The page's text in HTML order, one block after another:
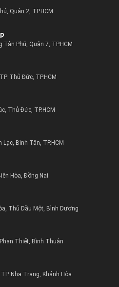
Quận 2, TP.HCM
Phú, Quận 7, TP.HCM
Thủ Đức, TP.HCM
Thủ Đức, TP.HCM
Bình Tân, TP.HCM
Hòa, Đồng Nai
Thủ Dầu Một, Bình Dương
Thiết, Bình Thuận
Nha Trang, Khánh Hòa